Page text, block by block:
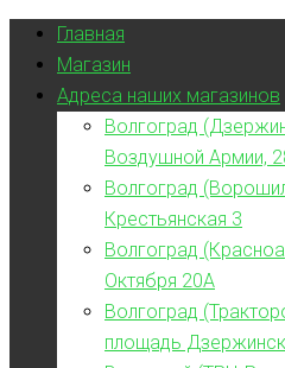
Главная
Магазин
Адреса наших магазинов
Волгоград
Воздушной Армии,
Волгоград
Крестьянская 3
Волгоград
Октября 20А
Волгоград
площадь